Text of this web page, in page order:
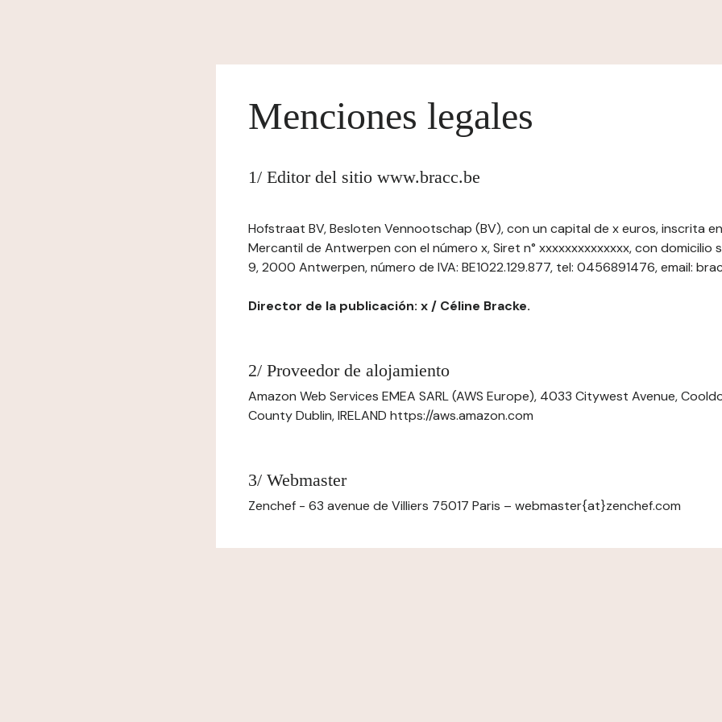
Menciones legales
1/ Editor del sitio www.bracc.be
Hofstraat BV, Besloten Vennootschap (BV), con un capital de x euros, inscrita
Mercantil de Antwerpen con el número x, Siret n° xxxxxxxxxxxxxx, con domicilio
9, 2000 Antwerpen, número de IVA: BE1022.129.877, tel: 0456891476, email:
Director de la publicación: x / Céline Bracke.
2/ Proveedor de alojamiento
Amazon Web Services EMEA SARL (AWS Europe), 4033 Citywest Avenue,
County Dublin, IRELAND https://aws.amazon.com
3/ Webmaster
Zenchef - 63 avenue de Villiers 75017 Paris – webmaster{at}zenchef.com